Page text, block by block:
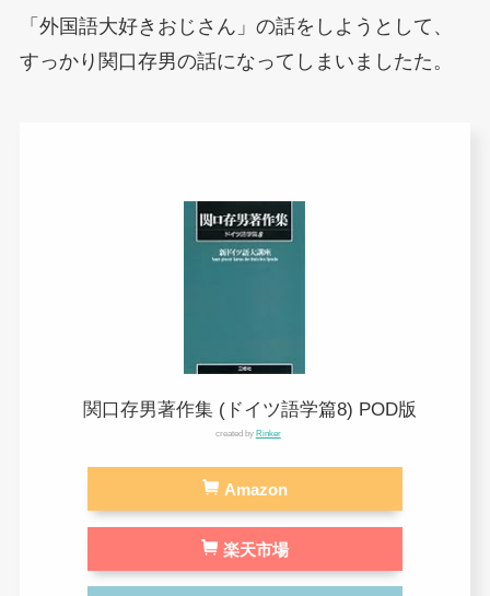
「外国語大好きおじさん」の話をしようとして、
すっかり関口存男の話になってしまいましたた。
関口存男著作集 (ドイツ語学篇8) POD版
created by Rinker
Amazon
楽天市場